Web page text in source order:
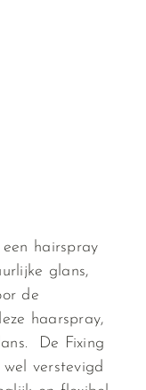
hairspray
glans,
de
haarspray,
De Fixing
verstevigd